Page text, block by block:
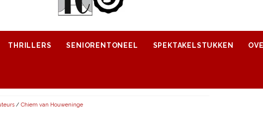
THRILLERS SENIORENTONEEL SPEKTAKELSTUKKEN
/ Chiem van Houweninge